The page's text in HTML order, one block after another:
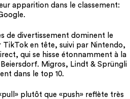
apparition dans le classement:
de divertissement dominent le
TikTok en tête, suivi par Nintendo,
qui se hisse étonnamment à la
Migros, Lindt & Sprüngli
dans le top 10.
plutôt que «push» reflète très